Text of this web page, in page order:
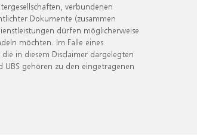
verbundenen
Dokumente (zusammen
dürfen möglicherweise
möchten. Im Falle eines
in diesem Disclaimer dargelegten
gehören zu den eingetragenen